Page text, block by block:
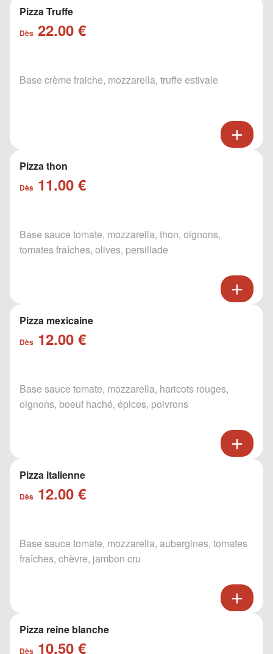
Pizza Truffe
Dès 22.00 €
Base crème fraiche, mozzarella, truffe estivale
Pizza thon
Dès 11.00 €
Base sauce tomate, mozzarella, thon, oignons,
tomates fraîches, olives, persillade
Pizza mexicaine
Dès 12.00 €
Base sauce tomate, mozzarella, haricots rouges,
oignons, boeuf haché, épices, poivrons
Pizza italienne
Dès 12.00 €
Base sauce tomate, mozzarella, aubergines, tomates
fraîches, chèvre, jambon cru
Pizza reine blanche
Dès 10.50 €